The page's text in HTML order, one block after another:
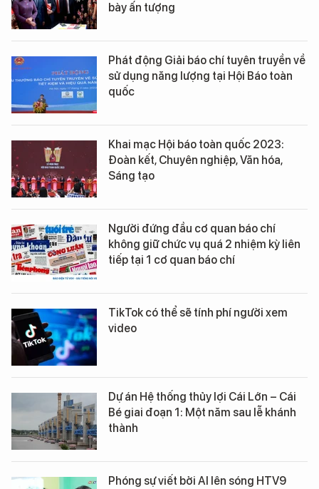
bày ấn tượng
Phát động Giải báo chí tuyên truyền về
sử dụng năng lượng tại Hội Báo toàn
quốc
Khai mạc Hội báo toàn quốc 2023:
Đoàn kết, Chuyên nghiệp, Văn hóa,
Sáng tạo
Người đứng đầu cơ quan báo chí
không giữ chức vụ quá 2 nhiệm kỳ liên
tiếp tại 1 cơ quan báo chí
TikTok có thể sẽ tính phí người xem
video
Dự án Hệ thống thủy lợi Cái Lớn – Cái
Bé giai đoạn 1: Một năm sau lễ khánh
thành
Phóng sự viết bởi AI lên sóng HTV9